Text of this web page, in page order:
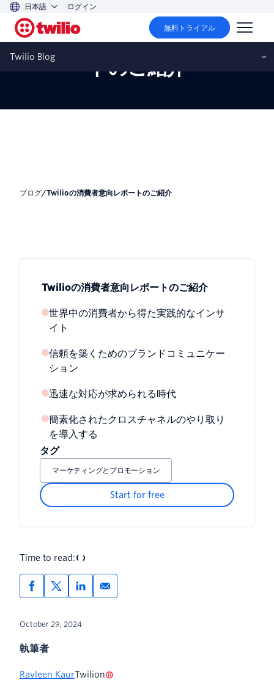
日本語 ログイン
無料トライアル
Twilio Blog
Twilioの消費者意向レポー
トのご紹介
ブログ/ Twilioの消費者意向レポートのご紹介
Twilioの消費者意向レポートのご紹介
世界中の消費者から得た実践的なインサ
イト
信頼を築くためのブランドコミュニケー
ション
迅速な対応が求められる時代
簡素化されたクロスチャネルのやり取り
を導入する
タグ
マーケティングとプロモーション
Start for free
Time to read:
October 29, 2024
執筆者
Ravleen KaurTwilion